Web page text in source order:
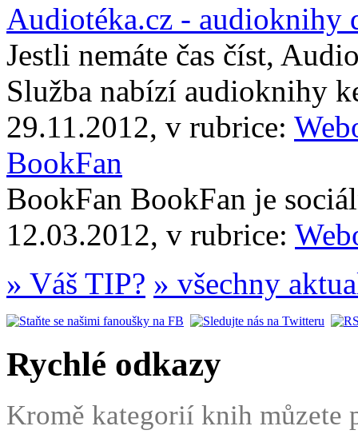
Audiotéka.cz - audioknihy
Jestli nemáte čas číst,
Služba nabízí audioknihy
29.11.2012, v rubrice:
BookFan
BookFan BookFan je
12.03.2012, v rubrice:
» Váš TIP? » všechny
Rychlé odkazy
Kromě kategorií knih můzete